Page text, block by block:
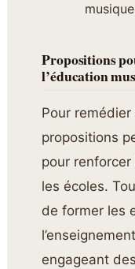
Propositions
l’éducation
Pour
propositions
pour renforcer
les écoles.
de former les
engageant